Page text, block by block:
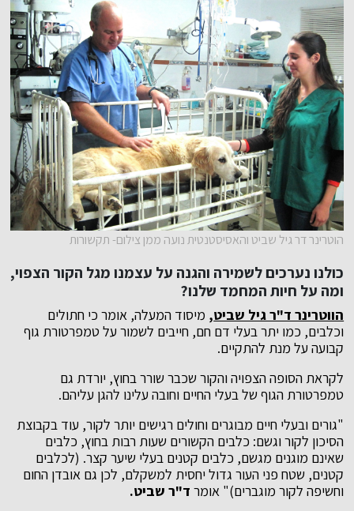
הוטרינר דר גיל שביט והאסיסטנטית נועה ממן צילום- תקשורות
כולנו נערכים לשמירה והגנה על עצמנו מגל הקור הצפוי,
ומה על חיות המחמד שלנו?
הווטרינר ד"ר גיל שביט, מיסוד המעלה, אומר כי חתולים
וכלבים, כמו יתר בעלי דם חם, חייבים לשמור על טמפרטורת גוף
קבועה על מנת להתקיים.
לקראת הסופה הצפויה והקור שכבר שורר בחוץ, יורדת גם
טמפרטורת הגוף של בעלי החיים וחובה עלינו להגן עליהם.
"גורים ובעלי חיים מבוגרים וחולים רגישים יותר לקור, עוד בקבוצת
הסיכון לקור וגשם: כלבים הקשורים שעות רבות בחוץ, כלבים
שאינם מוגנים מגשם, כלבים קטנים בעלי שיער קצר. (לכלבים
קטנים, שטח פני העור גדול יחסית למשקלם, לכן גם אובדן החום
וחשיפה לקור מוגברים)" אומר ד"ר שביט.